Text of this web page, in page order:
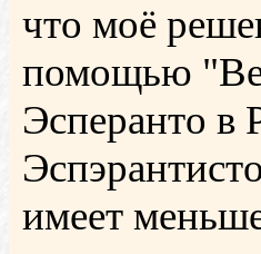
что моё
помощью
Эсперанто в
имеет